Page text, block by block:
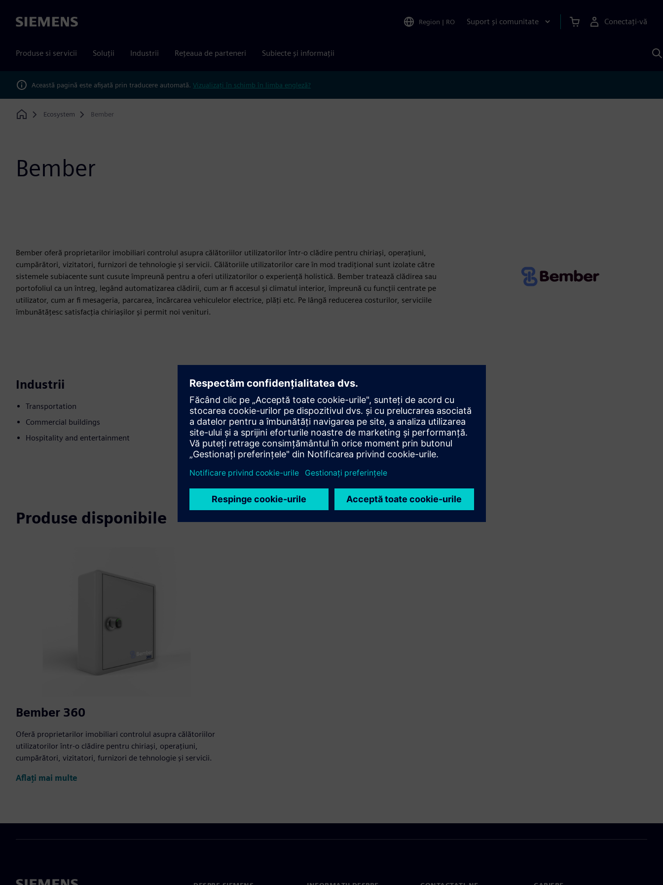
Siemens Region | RO Suport și comunitate Conectați-vă
Produse si servicii Soluții Industrii Rețeaua de parteneri Subiecte și informații
Această pagină este afișată prin traducere automată. Vizualizați în schimb în limba engleză?
Home
Ecosystem Bember
Bember
Bember oferă proprietarilor imobiliari controlul asupra călătoriilor utilizatorilor într-o clădire pentru chiriași, operațiuni,
cumpărători, vizitatori, furnizori de tehnologie și servicii. Călătoriile utilizatorilor care în mod tradițional sunt izolate către
sistemele subiacente sunt cusute împreună pentru a oferi utilizatorilor o experiență holistică. Bember tratează clădirea sau
portofoliul ca un întreg, legând automatizarea clădirii, cum ar fi accesul și climatul interior, împreună cu funcții centrate pe
utilizator, cum ar fi mesageria, parcarea, încărcarea vehiculelor electrice, plăți etc. Pe lângă reducerea costurilor, serviciile
îmbunătățesc satisfacția chiriașilor și permit noi venituri.
Industrii
Transportation
Commercial buildings
Hospitality and entertainment
Mișcare
Build
Extinde sau construiește pe un produs/soluție Siemens
Xcelerator prin crearea unui produs nou sau creează o
nouă soluție pentru clienți prin integrarea produsului
Siemens Xcelerator și a produsului propriu
Produse disponibile
Bember 360
Oferă proprietarilor imobiliari controlul asupra călătoriilor
utilizatorilor într-o clădire pentru chiriași, operațiuni,
cumpărători, vizitatori, furnizori de tehnologie și servicii.
Aflați mai multe